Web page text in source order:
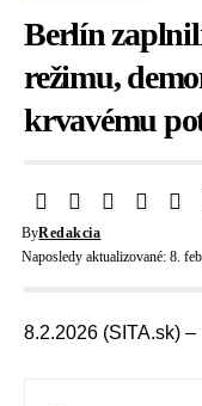
Berlín
režimu,
krvavému
Naposledy aktualizované: 8.
ByRedakcia
8.2.2026 (SITA.sk) –